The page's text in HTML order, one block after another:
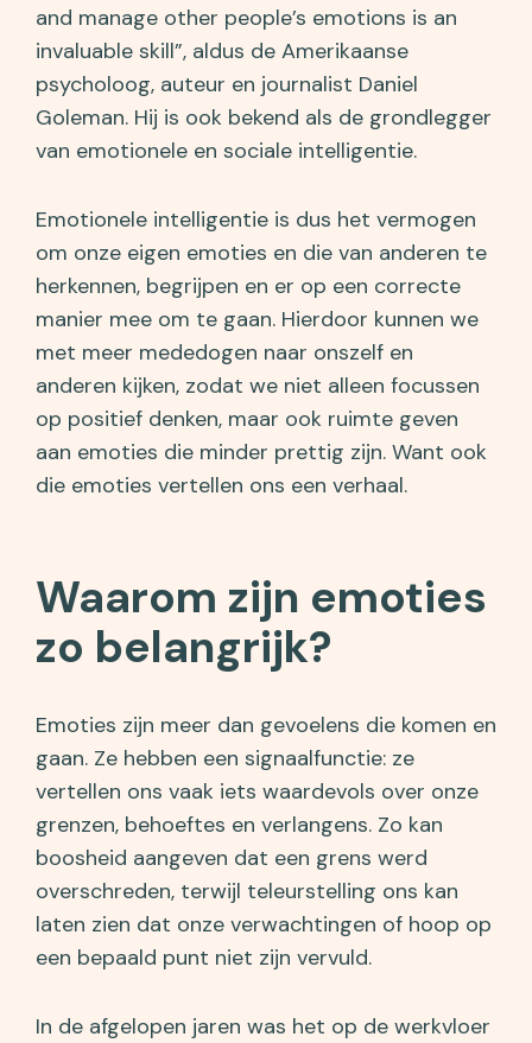
and manage other people’s emotions is an
invaluable skill”, aldus de Amerikaanse
psycholoog, auteur en journalist Daniel
Goleman. Hij is ook bekend als de grondlegger
van emotionele en sociale intelligentie.
Emotionele intelligentie is dus het vermogen
om onze eigen emoties en die van anderen te
herkennen, begrijpen en er op een correcte
manier mee om te gaan. Hierdoor kunnen we
met meer mededogen naar onszelf en
anderen kijken, zodat we niet alleen focussen
op positief denken, maar ook ruimte geven
aan emoties die minder prettig zijn. Want ook
die emoties vertellen ons een verhaal.
Waarom zijn emoties
zo belangrijk?
Emoties zijn meer dan gevoelens die komen en
gaan. Ze hebben een signaalfunctie: ze
vertellen ons vaak iets waardevols over onze
grenzen, behoeftes en verlangens. Zo kan
boosheid aangeven dat een grens werd
overschreden, terwijl teleurstelling ons kan
laten zien dat onze verwachtingen of hoop op
een bepaald punt niet zijn vervuld.
In de afgelopen jaren was het op de werkvloer